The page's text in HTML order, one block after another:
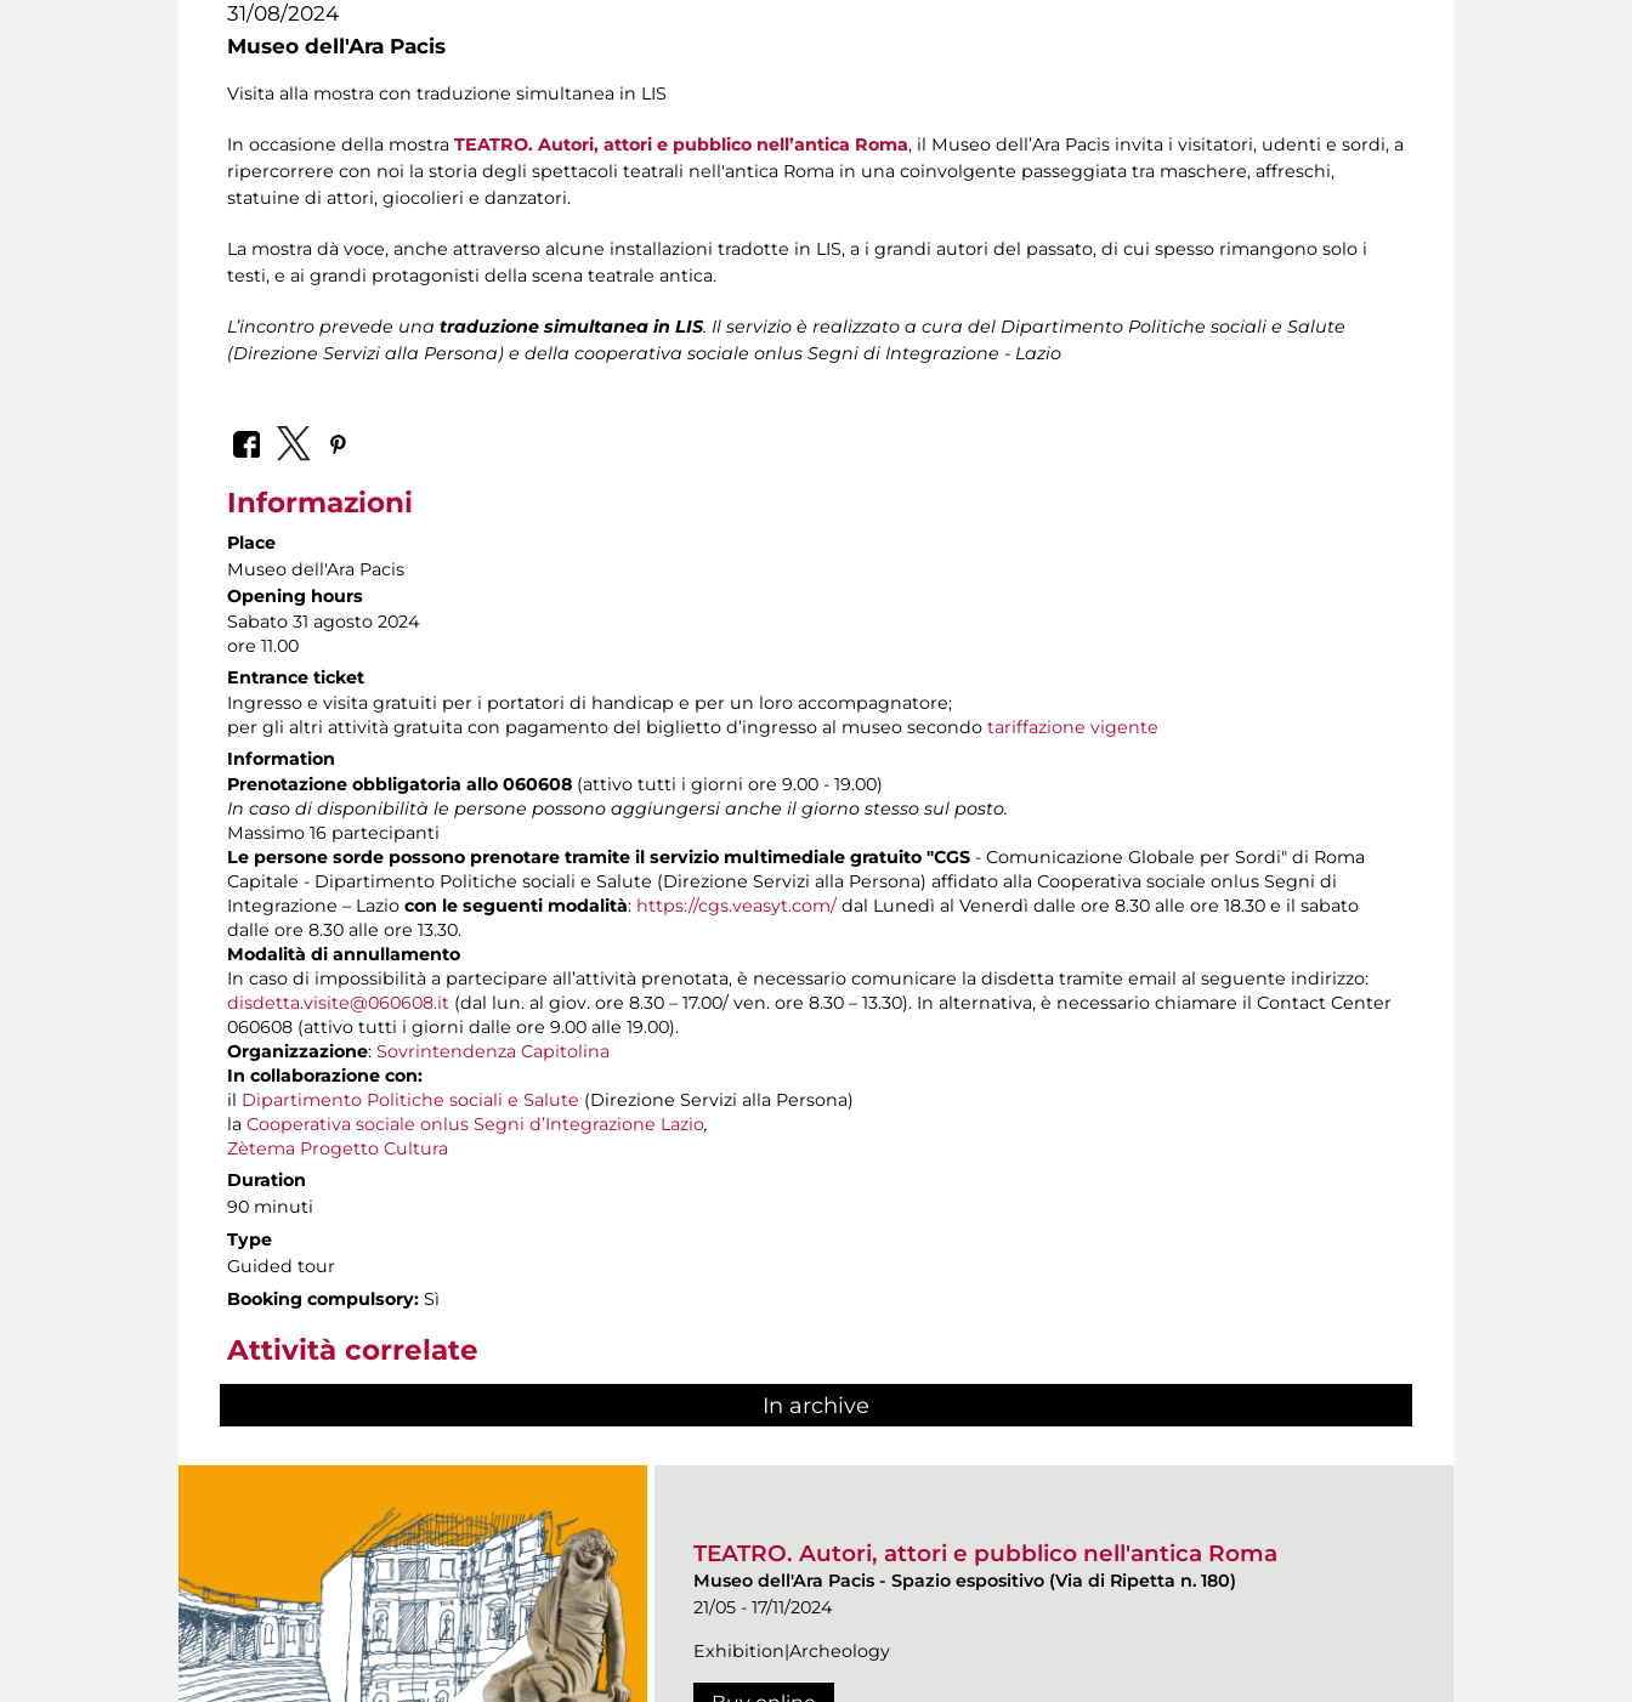
31/08/2024
Museo dell'Ara Pacis
Visita alla mostra con traduzione simultanea in LIS
In occasione della mostra TEATRO. Autori, attori e pubblico nell’antica Roma, il Museo dell’Ara Pacis invita i visitatori, udenti e sordi, a
ripercorrere con noi la storia degli spettacoli teatrali nell'antica Roma in una coinvolgente passeggiata tra maschere, affreschi,
statuine di attori, giocolieri e danzatori.
La mostra dà voce, anche attraverso alcune installazioni tradotte in LIS, a i grandi autori del passato, di cui spesso rimangono solo i
testi, e ai grandi protagonisti della scena teatrale antica.
L’incontro prevede una traduzione simultanea in LIS. Il servizio è realizzato a cura del Dipartimento Politiche sociali e Salute
(Direzione Servizi alla Persona) e della cooperativa sociale onlus Segni di Integrazione - Lazio
Informazioni
Place
Museo dell'Ara Pacis
Opening hours
Sabato 31 agosto 2024
ore 11.00
Entrance ticket
Ingresso e visita gratuiti per i portatori di handicap e per un loro accompagnatore;
per gli altri attività gratuita con pagamento del biglietto d’ingresso al museo secondo tariffazione vigente
Information
Prenotazione obbligatoria allo 060608 (attivo tutti i giorni ore 9.00 - 19.00)
In caso di disponibilità le persone possono aggiungersi anche il giorno stesso sul posto.
Massimo 16 partecipanti
Le persone sorde possono prenotare tramite il servizio multimediale gratuito "CGS - Comunicazione Globale per Sordi" di Roma
Capitale - Dipartimento Politiche sociali e Salute (Direzione Servizi alla Persona) affidato alla Cooperativa sociale onlus Segni di
Integrazione – Lazio con le seguenti modalità: https://cgs.veasyt.com/dal Lunedì al Venerdì dalle ore 8.30 alle ore 18.30 e il sabato
dalle ore 8.30 alle ore 13.30.
Modalità di annullamento
In caso di impossibilità a partecipare all’attività prenotata, è necessario comunicare la disdetta tramite email al seguente indirizzo:
disdetta.visite@060608.it (dal lun. al giov. ore 8.30 – 17.00/ ven. ore 8.30 – 13.30). In alternativa, è necessario chiamare il Contact Center
060608 (attivo tutti i giorni dalle ore 9.00 alle 19.00).
Organizzazione: Sovrintendenza Capitolina
In collaborazione con:
il Dipartimento Politiche sociali e Salute (Direzione Servizi alla Persona)
la Cooperativa sociale onlus Segni d’Integrazione Lazio,
Zètema Progetto Cultura
Duration
90 minuti
Type
Guided tour
Booking compulsory: Sì
Attività correlate
In archive
TEATRO. Autori, attori e pubblico nell'antica Roma
Museo dell'Ara Pacis - Spazio espositivo (Via di Ripetta n. 180)
21/05 - 17/11/2024
Exhibition|Archeology